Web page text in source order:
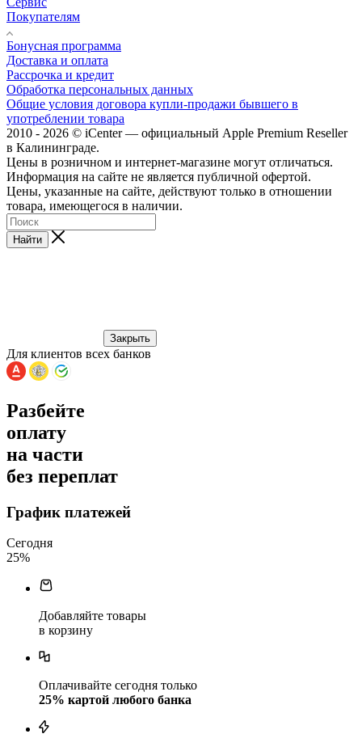
Покупателям
Бонусная программа
Доставка и оплата
Рассрочка и кредит
Обработка персональных данных
Общие условия договора купли-продажи бывшего в
употреблении товара
2010 - 2026 © iCenter — официальный Apple Premium Reseller
в Калининграде.
Цены в розничном и интернет-магазине могут отличаться.
Информация на сайте не является публичной офертой.
Цены, указанные на сайте, действуют только в отношении
товара, имеющегося в наличии.
Найти
Закрыть
Для клиентов всех банков
Разбейте
оплату
на части
без переплат
График платежей
Сегодня
25%
Добавляйте товары
в корзину
Оплачивайте сегодня только
25% картой любого банка